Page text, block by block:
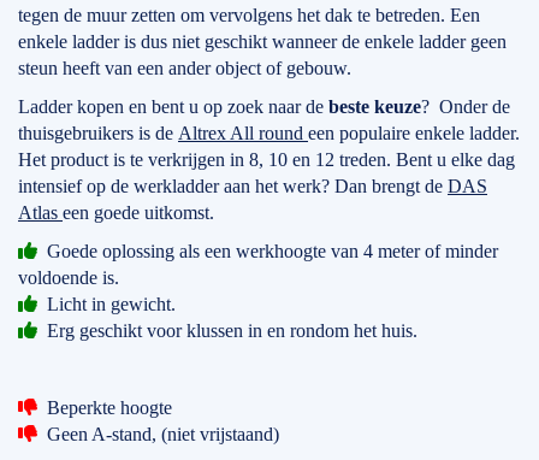
tegen de muur zetten om vervolgens het dak te betreden. Een
enkele ladder is dus niet geschikt wanneer de enkele ladder geen
steun heeft van een ander object of gebouw.
Ladder kopen en bent u op zoek naar de beste keuze? Onder de
thuisgebruikers is de Altrex All round een populaire enkele ladder.
Het product is te verkrijgen in 8, 10 en 12 treden. Bent u elke dag
intensief op de werkladder aan het werk? Dan brengt de DAS
Atlas een goede uitkomst.
Goede oplossing als een werkhoogte van 4 meter of minder
voldoende is.
Licht in gewicht.
Erg geschikt voor klussen in en rondom het huis.
Beperkte hoogte
Geen A-stand, (niet vrijstaand)